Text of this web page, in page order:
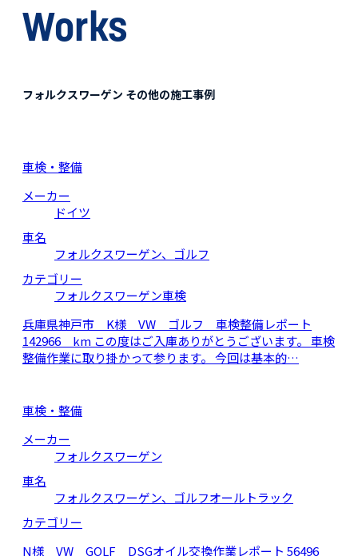
Works
フォルクスワーゲン その他の施工事例
車検・整備
メーカー
ドイツ
車名
フォルクスワーゲン、ゴルフ
カテゴリー
フォルクスワーゲン車検
兵庫県神戸市 K様 VW ゴルフ 車検整備レポート
142966 km この度はご入庫ありがとうございます。 車検
整備作業に取り掛かって参ります。 今回は基本的…
車検・整備
メーカー
フォルクスワーゲン
車名
フォルクスワーゲン、ゴルフオールトラック
カテゴリー
N様 VW GOLF DSGオイル交換作業レポート 56496